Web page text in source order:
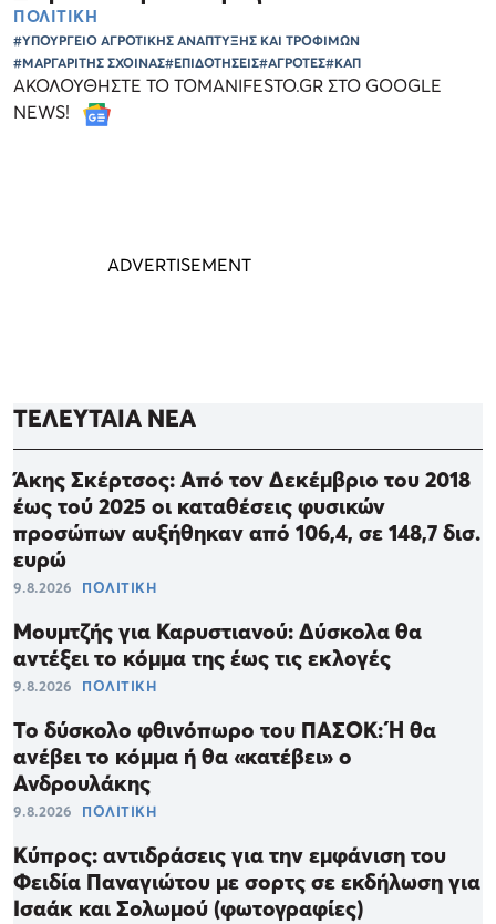
ΠΟΛΙΤΙΚΗ
#ΥΠΟΥΡΓΕΙΟ ΑΓΡΟΤΙΚΗΣ ΑΝΑΠΤΥΞΗΣ ΚΑΙ ΤΡΟΦΙΜΩΝ
#ΜΑΡΓΑΡΙΤΗΣ ΣΧΟΙΝΑΣ#ΕΠΙΔΟΤΗΣΕΙΣ#ΑΓΡΟΤΕΣ#ΚΑΠ
ΑΚΟΛΟΥΘΗΣΤΕ ΤΟ TOMANIFESTO.GR ΣΤΟ GOOGLE
NEWS!
ΤΕΛΕΥΤΑΙΑ ΝΕΑ
Άκης Σκέρτσος: Από τον Δεκέμβριο του 2018
έως τού 2025 οι καταθέσεις φυσικών
προσώπων αυξήθηκαν από 106,4, σε 148,7 δισ.
ευρώ
9.8.2026 ΠΟΛΙΤΙΚΗ
Μουμτζής για Καρυστιανού: Δύσκολα θα
αντέξει το κόμμα της έως τις εκλογές
9.8.2026 ΠΟΛΙΤΙΚΗ
Το δύσκολο φθινόπωρο του ΠΑΣΟΚ: Ή θα
ανέβει το κόμμα ή θα «κατέβει» ο
Ανδρουλάκης
9.8.2026 ΠΟΛΙΤΙΚΗ
Κύπρος: αντιδράσεις για την εμφάνιση του
Φειδία Παναγιώτου με σορτς σε εκδήλωση για
Ισαάκ και Σολωμού (φωτογραφίες)